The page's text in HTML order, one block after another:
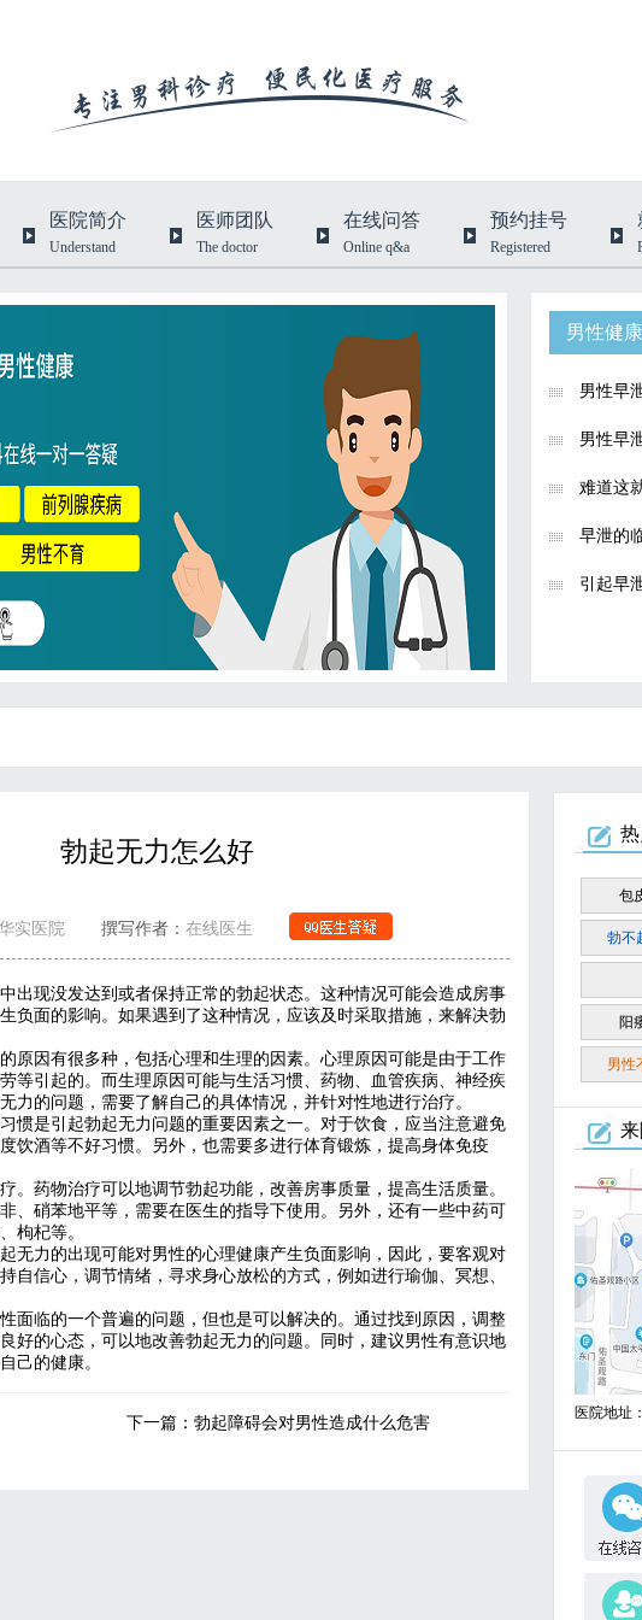
医院简介
Understand
医师团队
The doctor
在线问答
Online q&a
预约挂号
Registered
男性健康
男性早
男性早
难道这
早泄的
引起早
勃起无力怎么好
实医院 撰写作者： 在线医生
出现没发达到或者保持正常的勃起状态。这种情况可能会造成房事
负面的影响。如果遇到了这种情况，应该及时采取措施，来解决勃
原因有很多种，包括心理和生理的因素。心理原因可能是由于工作
等引起的。而生理原因可能与生活习惯、药物、血管疾病、神经疾
力的问题，需要了解自己的具体情况，并针对性地进行治疗。
惯是引起勃起无力问题的重要因素之一。对于饮食，应当注意避免
饮酒等不好习惯。另外，也需要多进行体育锻炼，提高身体免疫
。药物治疗可以地调节勃起功能，改善房事质量，提高生活质量。
、硝苯地平等，需要在医生的指导下使用。另外，还有一些中药可
枸杞等。
无力的出现可能对男性的心理健康产生负面影响，因此，要客观对
自信心，调节情绪，寻求身心放松的方式，例如进行瑜伽、冥想、
面临的一个普遍的问题，但也是可以解决的。通过找到原因，调整
好的心态，可以地改善勃起无力的问题。同时，建议男性有意识地
己的健康。
下一篇： 勃起障碍会对男性造成什么危害
包
勃不
阳
男性
医院地址